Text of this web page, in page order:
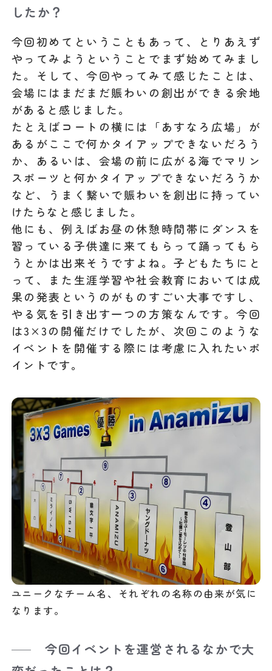
したか？
今回初めてということもあって、とりあえず
やってみようということでまず始めてみまし
た。そして、今回やってみて感じたことは、
会場にはまだまだ賑わいの創出ができる余地
があると感じました。
たとえばコートの横には「あすなろ広場」が
あるがここで何かタイアップできないだろう
か、あるいは、会場の前に広がる海でマリン
スポーツと何かタイアップできないだろうか
など、うまく繋いで賑わいを創出に持ってい
けたらなと感じました。
他にも、例えばお昼の休憩時間帯にダンスを
習っている子供達に来てもらって踊ってもら
うとかは出来そうですよね。子どもたちにと
って、また生涯学習や社会教育においては成
果の発表というのがものすごい大事ですし、
やる気を引き出す一つの方策なんです。今回
は3×3の開催だけでしたが、次回このような
イベントを開催する際には考慮に入れたいポ
イントです。
ユニークなチーム名、それぞれの名称の由来が気に
なります。
今回イベントを運営されるなかで大